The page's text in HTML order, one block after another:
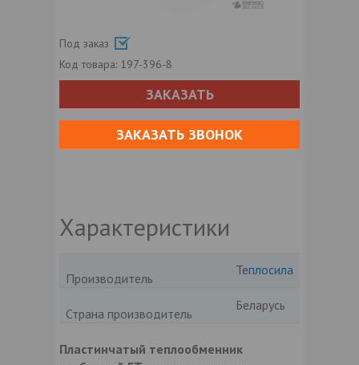
Под заказ
Код товара: 197-396-8
ЗАКАЗАТЬ
ЗАКАЗАТЬ ЗВОНОК
Характеристики
Производитель
Теплосила
Страна производитель
Беларусь
Пластинчатый теплообменник